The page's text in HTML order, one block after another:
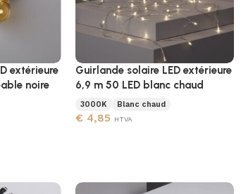
extérieure
noire
Guirlande solaire LED extérieure
6,9 m 50 LED blanc chaud
3000K Blanc chaud
€4,85 HTVA